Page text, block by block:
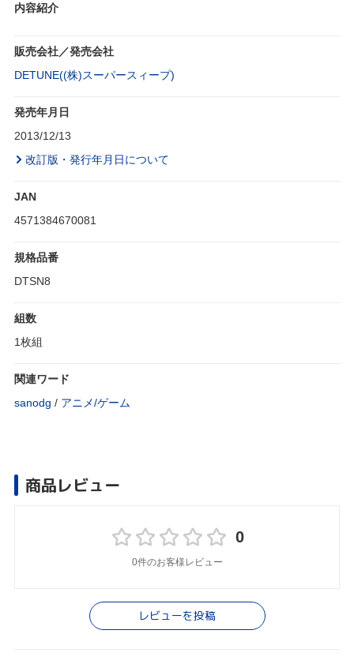
内容紹介
販売会社／発売会社
DETUNE((株)スーパースィープ)
発売年月日
2013/12/13
改訂版・発行年月日について
JAN
4571384670081
規格品番
DTSN8
組数
1枚組
関連ワード
sanodg / アニメ/ゲーム
商品レビュー
0
0件のお客様レビュー
レビューを投稿